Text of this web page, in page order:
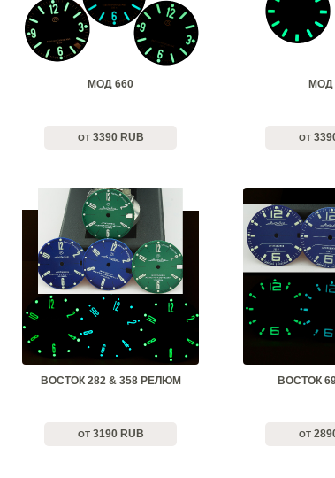
МОД 660
ОТ3390 RUB
МОД
ОТ
ВОСТОК 282 & 358 РЕЛЮМ
ОТ3190 RUB
ВОСТОК
ОТ